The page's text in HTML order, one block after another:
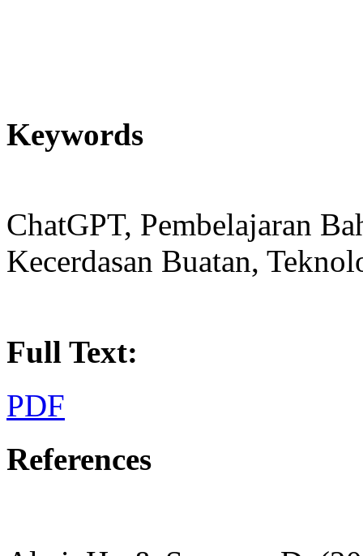
Keywords
ChatGPT, Pembelajaran
Kecerdasan Buatan,
Full Text:
PDF
References